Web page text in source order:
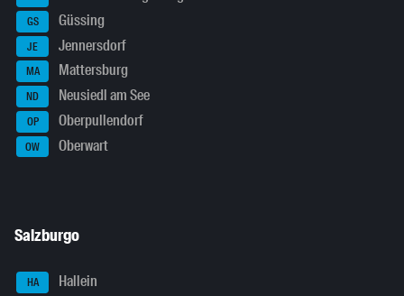
GS Güssing
JE Jennersdorf
MA Mattersburg
ND Neusiedl am See
OP Oberpullendorf
OW Oberwart
Salzburgo
HA Hallein